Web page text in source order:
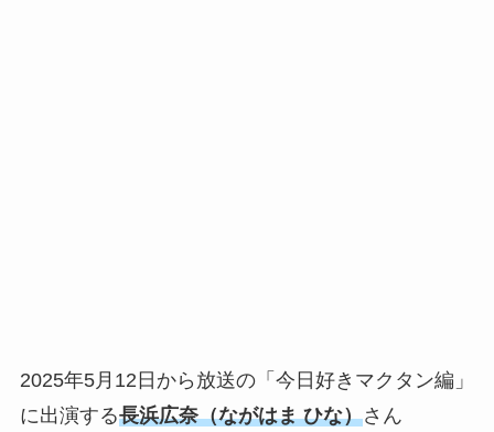
2025年5月12日から放送の「今日好きマクタン編」
に出演する長浜広奈（ながはま ひな）さん